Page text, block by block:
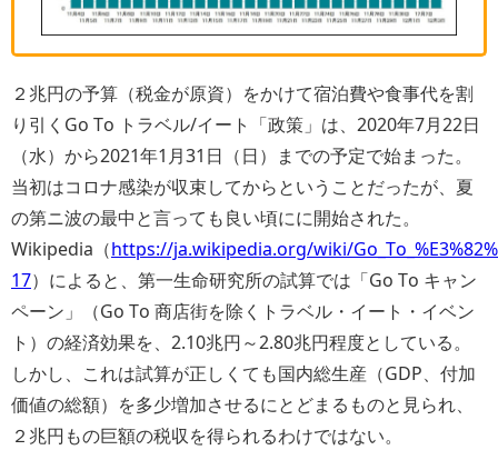
２兆円の予算（税金が原資）をかけて宿泊費や食事代を割
り引くGo To トラベル/イート「政策」は、2020年7月22日
（水）から2021年1月31日（日）までの予定で始まった。
当初はコロナ感染が収束してからということだったが、夏
の第ニ波の最中と言っても良い頃にに開始された。
Wikipedia（https://ja.wikipedia.org/wiki/
17）によると、第一生命研究所の試算では「Go To キャン
ペーン」（Go To 商店街を除くトラベル・イート・イベン
ト）の経済効果を、2.10兆円～2.80兆円程度としている。
しかし、これは試算が正しくても国内総生産（GDP、付加
価値の総額）を多少増加させるにとどまるものと見られ、
２兆円もの巨額の税収を得られるわけではない。